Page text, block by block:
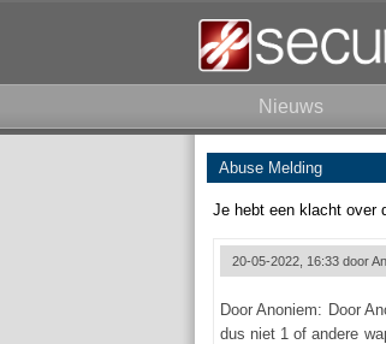
Nieuws
Abuse Melding
Je hebt een klacht over
20-05-2022, 16:33 door
Door Anoniem: Door
dus niet 1 of andere